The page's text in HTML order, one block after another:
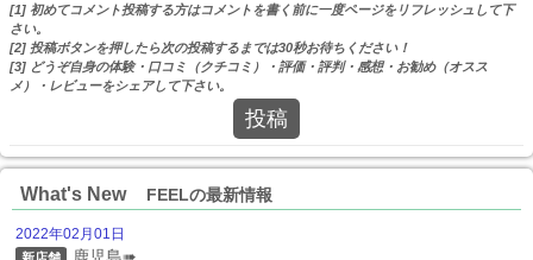
[1] 初めてコメント投稿する方はコメントを書く前に一度ページをリフレッシュして下
さい。
[2] 投稿ボタンを押したら次の投稿するまでは30秒お待ちください！
[3] どうぞ自身の体験・口コミ（クチコミ）・評価・評判・感想・お勧め（オスス
メ）・レビューをシェアして下さい。
投稿
What's New FEELの最新情報
2022年02月01日